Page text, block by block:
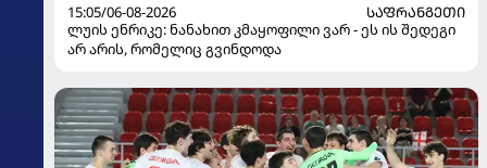
15:05/06-08-2026
ᲡᲐᲤᲠᲐᲜᲒᲔᲗᲘ
ლუის ენრიკე: ნანახით კმაყოფილი ვარ - ეს ის შედეგი
არ არის, რომელიც გვინდოდა